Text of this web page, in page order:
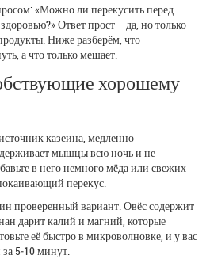
«Можно ли перекусить перед
Ответ прост – да, но только
Ниже разберём, что
а что только мешает.
хорошему
казеина, медленно
мышцы всю ночь и не
в него немного мёда или свежих
перекус.
проверенный вариант. Овёс содержит
дарит калий и магний, которые
её быстро в микроволновке, и у вас
5‑10 минут.